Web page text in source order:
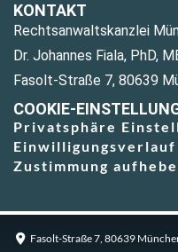
KONTAKT
Rechtsanwaltskanzlei
Dr. Johannes Fiala, PhD,
Fasolt-Straße 7, 80639
COOKIE-
Privatsphäre
Einwilligungsverlauf
Zustimmung
Fasolt-Straße 7, 80639